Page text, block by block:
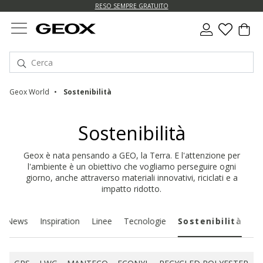
RESO SEMPRE GRATUITO
Geox World Sostenibilità
Sostenibilità
Geox è nata pensando a GEO, la Terra. E l'attenzione per
l'ambiente è un obiettivo che vogliamo perseguire ogni
giorno, anche attraverso materiali innovativi, riciclati e a
impatto ridotto.
News Inspiration Linee Tecnologie Sostenibilità